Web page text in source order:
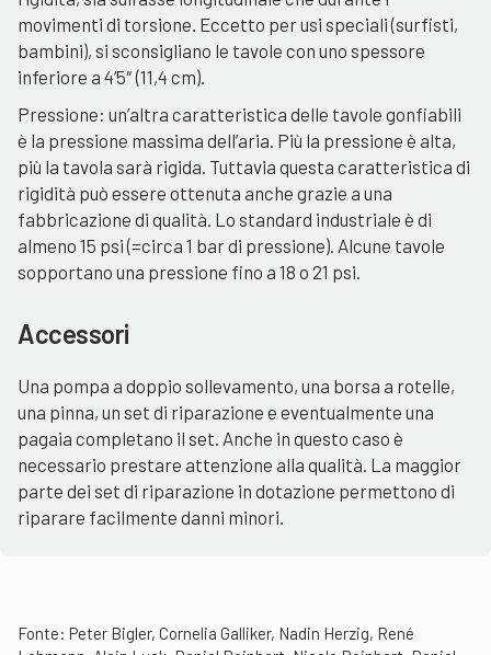
movimenti di torsione. Eccetto per usi speciali (surfisti,
bambini), si sconsigliano le tavole con uno spessore
inferiore a 4’5″ (11,4 cm).
Pressione: un’altra caratteristica delle tavole gonfiabili
è la pressione massima dell’aria. Più la pressione è alta,
più la tavola sarà rigida. Tuttavia questa caratteristica di
rigidità può essere ottenuta anche grazie a una
fabbricazione di qualità. Lo standard industriale è di
almeno 15 psi (=circa 1 bar di pressione). Alcune tavole
sopportano una pressione fino a 18 o 21 psi.
Accessori
Una pompa a doppio sollevamento, una borsa a rotelle,
una pinna, un set di riparazione e eventualmente una
pagaia completano il set. Anche in questo caso è
necessario prestare attenzione alla qualità. La maggior
parte dei set di riparazione in dotazione permettono di
riparare facilmente danni minori.
Fonte: Peter Bigler, Cornelia Galliker, Nadin Herzig, René